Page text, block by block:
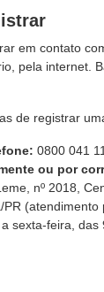
em contato
pela internet.
de registrar
0800 041
ou por
nº 2018,
PR (atendimento
sexta-feira, das